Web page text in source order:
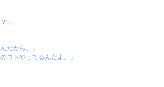
」
だから。」
コトやってるんだよ。」